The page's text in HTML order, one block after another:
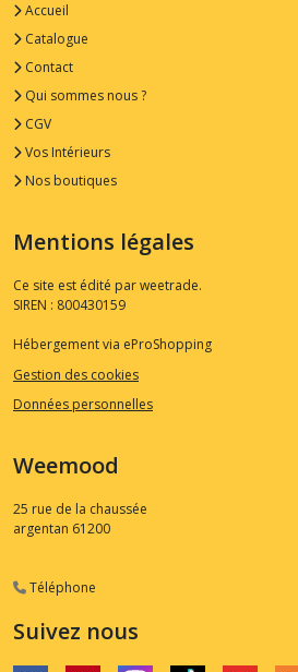
Accueil
Catalogue
Contact
Qui sommes nous ?
CGV
Vos Intérieurs
Nos boutiques
Mentions légales
Ce site est édité par weetrade.
SIREN : 800430159
Hébergement via eProShopping
Gestion des cookies
Données personnelles
Weemood
25 rue de la chaussée
argentan 61200
Téléphone
Suivez nous